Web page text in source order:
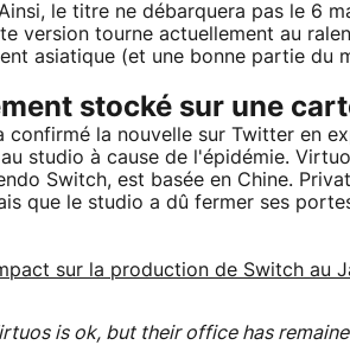
le titre ne débarquera pas le 6
version tourne actuellement au
asiatique (et une bonne partie du
stocké sur une
confirmé la nouvelle sur Twitter en
studio à cause de l'épidémie.
Switch, est basée en Chine.
que le studio a dû fermer ses
sur la production de Switch au
is ok, but their office has